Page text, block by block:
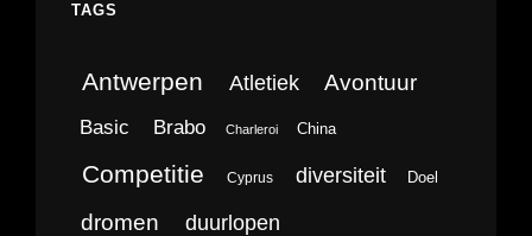
TAGS
Antwerpen Atletiek Avontuur
Basic Brabo Charleroi China
Competitie Cyprus diversiteit Doel
dromen duurlopen